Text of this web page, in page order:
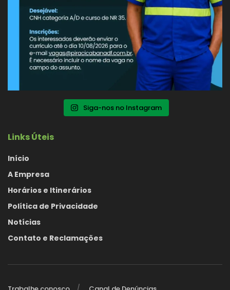
Siga-nos no Instagram
Links Úteis
Início
A Empresa
Horários e Itinerários
Política de Privacidade
Notícias
Contato e Reclamações